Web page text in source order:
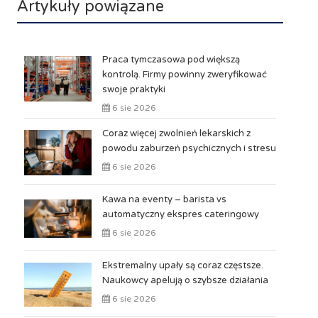
Artykuły powiązane
Praca tymczasowa pod większą
kontrolą. Firmy powinny zweryfikować
swoje praktyki
6 sie 2026
Coraz więcej zwolnień lekarskich z
powodu zaburzeń psychicznych i stresu
6 sie 2026
Kawa na eventy – barista vs
automatyczny ekspres cateringowy
6 sie 2026
Ekstremalny upały są coraz częstsze.
Naukowcy apelują o szybsze działania
6 sie 2026